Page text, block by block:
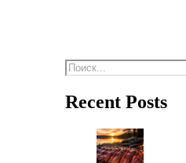
Recent Posts